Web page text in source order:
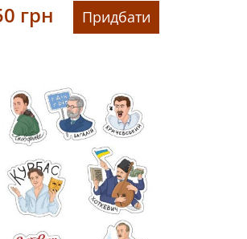
грн Придбати